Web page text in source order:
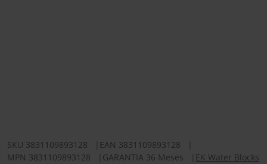
SKU 3831109893128 EAN 3831109893128
MPN 3831109893128 GARANTIA 36 Meses EK Water Blocks